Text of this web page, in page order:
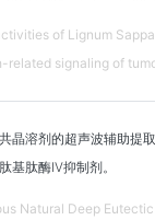
of Lignum
related signaling of
晶溶剂的超声波辅助提
基肽酶IV抑制剂。
Natural Deep